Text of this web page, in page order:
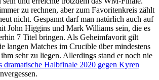
zu rechnen, aber zum Favoritenkreis zählt
nicht. Gespannt darf man natürlich auch auf
John Higgins und Mark Williams sein, die es
7 Titel bringen. Als Geheimfavorit gilt
langen Matches im Crucible über mindestens
sehr zu liegen. Allerdings stand er noch nie
dramatische Halbfinale 2020 gegen Kyren